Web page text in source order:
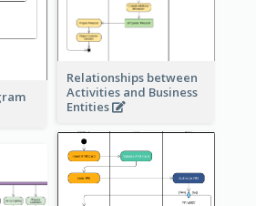
Relationships between
Activities and Business
Entities